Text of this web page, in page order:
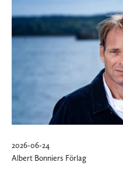
2026-06-24
Albert Bonniers Förlag